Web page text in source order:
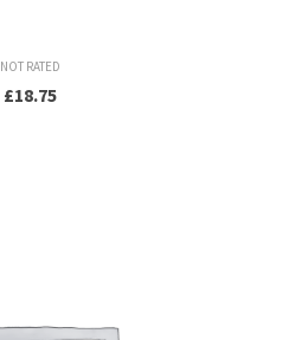
NOT RATED
£18.75